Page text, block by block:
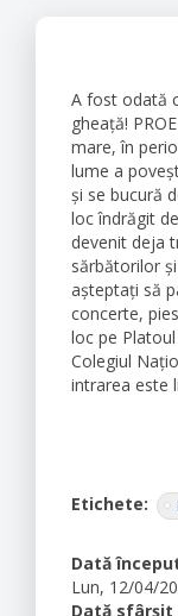
A fost odată
gheață!
mare, în
lume a
și se bucură
loc îndrăgit
devenit deja
sărbătorilor
aşteptaţi să
concerte,
loc pe
Colegiul
intrarea este
Etichete
Dată
Lun, 12/04/
Dată sfârșit